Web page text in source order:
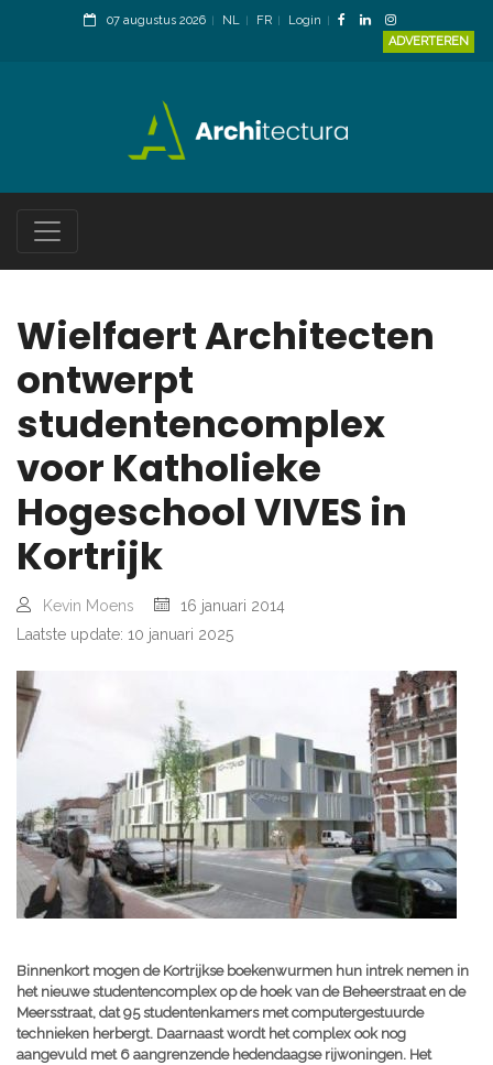
07 augustus 2026 NL FR
Login
ADVERTEREN
Wielfaert Architecten
ontwerpt
studentencomplex
voor Katholieke
Hogeschool VIVES in
Kortrijk
Kevin Moens
16 januari 2014
Laatste update: 10 januari 2025
Binnenkort mogen de Kortrijkse boekenwurmen hun intrek nemen in
het nieuwe studentencomplex op de hoek van de Beheerstraat en de
Meersstraat, dat 95 studentenkamers met computergestuurde
technieken herbergt. Daarnaast wordt het complex ook nog
aangevuld met 6 aangrenzende hedendaagse rijwoningen. Het